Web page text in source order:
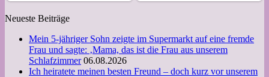
Neueste Beiträge
Mein 5-jähriger Sohn zeigte im Supermarkt auf eine fremde
Frau und sagte: ‚Mama, das ist die Frau aus unserem
Schlafzimmer 06.08.2026
Ich heiratete meinen besten Freund – doch kurz vor unserem